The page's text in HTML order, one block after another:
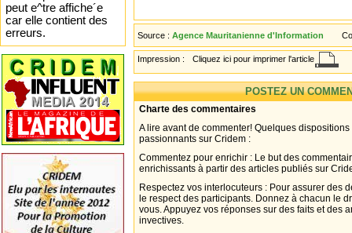
Source : Agence Mauritanienne d'Information
Impression : Cliquez ici pour imprimer l'article
POSTEZ UN
Charte des commentaires
A lire avant de commenter! Quelques
passionnants sur Cridem :
Commentez pour enrichir : Le but des
enrichissants à partir des articles publiés sur
Respectez vos interlocuteurs : Pour assurer des
le respect des participants. Donnez à chacun le
vous. Appuyez vos réponses sur des faits et des
invectives.